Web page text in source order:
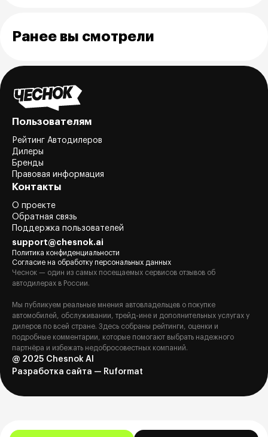
Ранее вы смотрели
Пользователям
Рейтинг Автодилеров
Дилеры
Бренды
Правовая информация
Контакты
О проекте
Обратная связь
Поддержка пользователей
support@chesnok.ai
Политика конфиденциальности
Согласие на обработку персональных данных
Чеснок — один из самых посещаемых сервисов отзывов об
автодилерах в России.
Мы публикуем реальные мнения автовладельцев о покупке
автомобилей, обслуживании, трейд-ине и дополнительных услугах у
дилеров по всей стране. Здесь собраны рейтинги, оценки и
подробные комментарии, которые помогают выбрать надежного
партнёра и избежать недобросовестных компаний.
@ 2025 Chesnok AI
Разработка сайта — Ruformat